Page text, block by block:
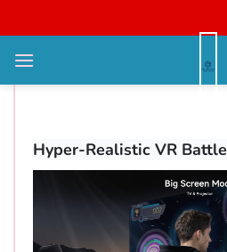
qua
nội
Onward Shooter
Hyper-Realistic VR